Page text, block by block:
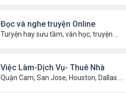
Đọc và nghe truyện Online
Việc Làm-Dịch Vụ- Thuê Nhà